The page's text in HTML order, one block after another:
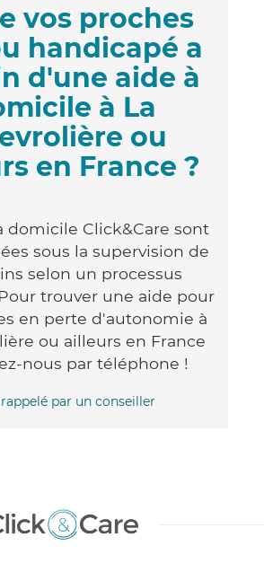
vos proches
handicapé a
d'une aide à
à La
ou
en France ?
domicile Click&Care sont
sous la supervision de
selon un processus
trouver une aide pour
en perte d'autonomie à
ou ailleurs en France
nous par téléphone !
par un conseiller